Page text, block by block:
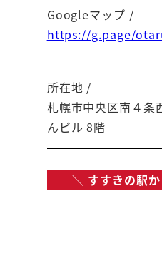
Googleマップ /
https://g.page/
所在地 /
札幌市中央区南４条
んビル 8階
＼ すすきの駅